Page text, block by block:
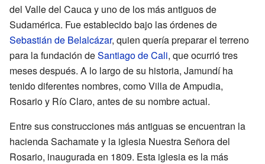
del Valle del Cauca y uno de los más antiguos de
Sudamérica. Fue establecido bajo las órdenes de
Sebastián de Belalcázar, quien quería preparar el terreno
para la fundación deSantiago de Cali, que ocurrió tres
meses después. A lo largo de su historia, Jamundí ha
tenido diferentes nombres, como Villa de Ampudia,
Rosario y Río Claro, antes de su nombre actual.
Entre sus construcciones más antiguas se encuentran la
hacienda Sachamate y la iglesia Nuestra Señora del
Rosario, inaugurada en 1809. Esta iglesia es la más